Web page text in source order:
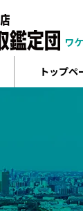
ワ
トップペ